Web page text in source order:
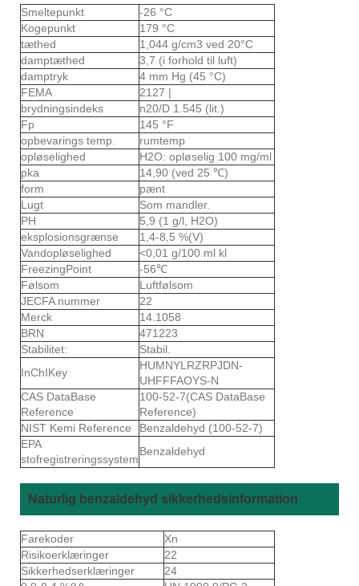
Smeltepunkt
-26 °C
Kogepunkt
179 °C
tæthed
1,044 g/cm3 ved 20°C
damptæthed
3,7 (i forhold til luft)
damptryk
4 mm Hg (45 °C)
FEMA
2127 |
brydningsindeks
n20/D 1.545 (lit.)
Fp
145 °F
opbevarings temp.
rumtemp
opløselighed
H2O: opløselig 100 mg/ml
pka
14,90 (ved 25 ℃)
form
pænt
Lugt
Som mandler.
PH
5,9 (1 g/l, H2O)
eksplosionsgrænse
1,4-8,5 %(V)
Vandopløselighed
<0,01 g/100 ml kl
FreezingPoint
-56℃
Følsom
Luftfølsom
JECFA nummer
22
Merck
14.1058
BRN
471223
Stabilitet:
Stabil.
InChIKey
HUMNYLRZRPJDN-
UHFFFAOYS-N
CAS DataBase
Reference
100-52-7(CAS DataBase
Reference)
NIST Kemi Reference
Benzaldehyd (100-52-7)
EPA
stofregistreringssystem
Benzaldehyd
Naturlig benzaldehyd sikkerhedsinformation
Farekoder
Xn
Risikoerklæringer
22
Sikkerhedserklæringer
24